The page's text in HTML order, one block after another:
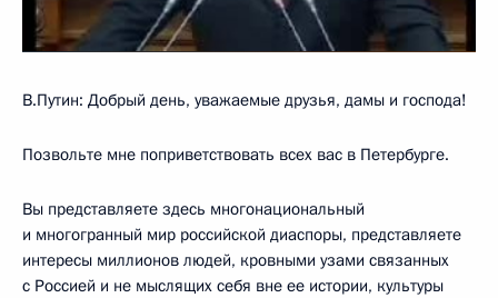
В.Путин: Добрый день, уважаемые друзья, дамы и господа!
Позвольте мне поприветствовать всех вас в Петербурге.
Вы представляете здесь многонациональный
и многогранный мир российской диаспоры, представляете
интересы миллионов людей, кровными узами связанных
с Россией и не мыслящих себя вне ее истории, культуры